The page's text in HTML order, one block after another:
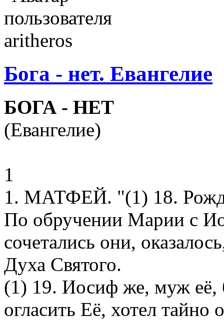
Бога - нет. Евангелие
БОГА - НЕТ
(Евангелие)
1
1. МАТФЕЙ. "(1) 18.
По обручении Марии с
сочетались они,
Духа Святого.
(1) 19. Иосиф же, муж её,
огласить Её, хотел тайно